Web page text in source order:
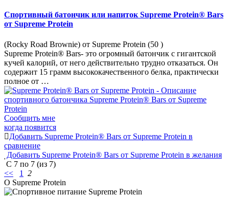
Спортивный батончик или напиток Supreme Protein® Bars
от Supreme Protein
(Rocky Road Brownie) от Supreme Protein (50 )
Supreme Protein® Bars- это огромный батончик с гигантской
кучей калорий, от него действительно трудно отказаться. Он
содержит 15 грамм высококачественного белка, практически
полное от …
Сообщить мне
когда появится
Добавить Supreme Protein® Bars от Supreme Protein в
сравнение
Добавить Supreme Protein® Bars от Supreme Protein в желания
С 7 по 7 (из 7)
<<
1
2
О Supreme Protein